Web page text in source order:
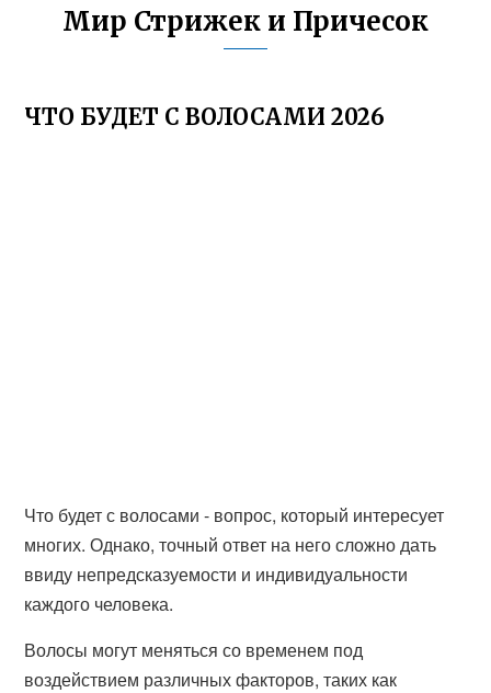
Мир Стрижек и Причесок
ЧТО БУДЕТ С ВОЛОСАМИ 2026
Что будет с волосами - вопрос, который интересует
многих. Однако, точный ответ на него сложно дать
ввиду непредсказуемости и индивидуальности
каждого человека.
Волосы могут меняться со временем под
воздействием различных факторов, таких как